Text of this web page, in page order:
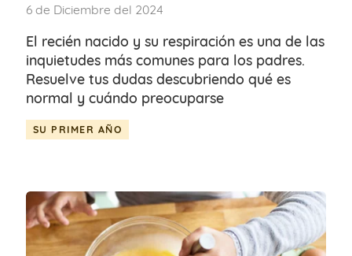
6 de Diciembre del 2024
El recién nacido y su respiración es una de las
inquietudes más comunes para los padres.
Resuelve tus dudas descubriendo qué es
normal y cuándo preocuparse
SU PRIMER AÑO